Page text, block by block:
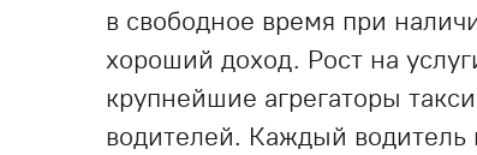
в свободное время при
хороший доход. Рост на
крупнейшие агрегаторы
водителей. Каждый